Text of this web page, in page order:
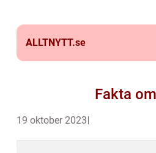
ALLTNYTT.se
Fakta
19 oktober 2023